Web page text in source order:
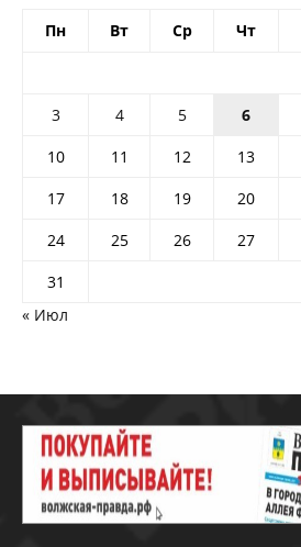
Пн Вт Ср Чт
3
4 5 6
10
11 12 13
17
18 19 20
24
25 26 27
31
« Июл